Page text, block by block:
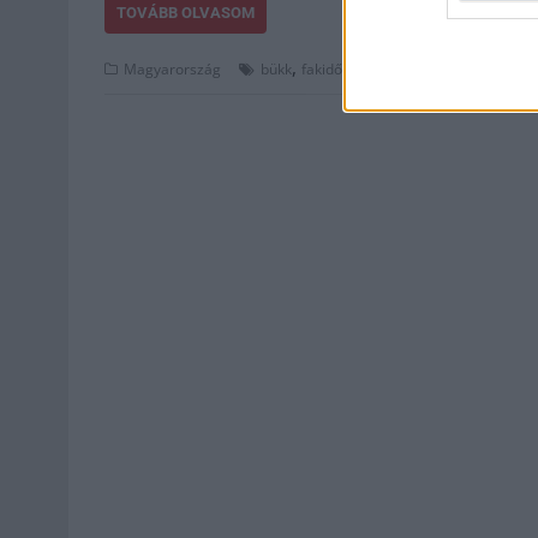
TOVÁBB OLVASOM
Magyarország bükk, fakidőlés